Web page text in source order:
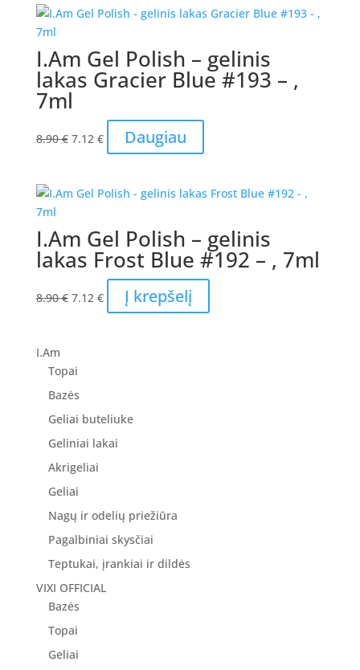
8.90 €.7.12 €.
I.Am Gel Polish – gelinis
lakas Gracier Blue #193 – ,
7ml
8.90€ Original
8.90 €.
7.12 €Current
price
7.12 €.
Daugiau
I.Am Gel Polish – gelinis
lakas Frost Blue #192 – , 7ml
8.90€ Original
7.12 €Current
price
Į krepšelį
I.Am
Topai
Bazės
Geliai buteliuke
Geliniai lakai
Akrigeliai
Geliai
Nagų ir odelių priežiūra
Pagalbiniai skysčiai
Teptukai, įrankiai ir dildės
VIXI OFFICIAL
Bazės
Topai
Geliai